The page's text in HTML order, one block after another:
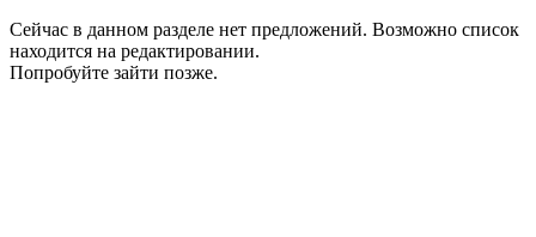
Сейчас в данном разделе нет предложений. Возможно список
находится на редактировании.
Попробуйте зайти позже.